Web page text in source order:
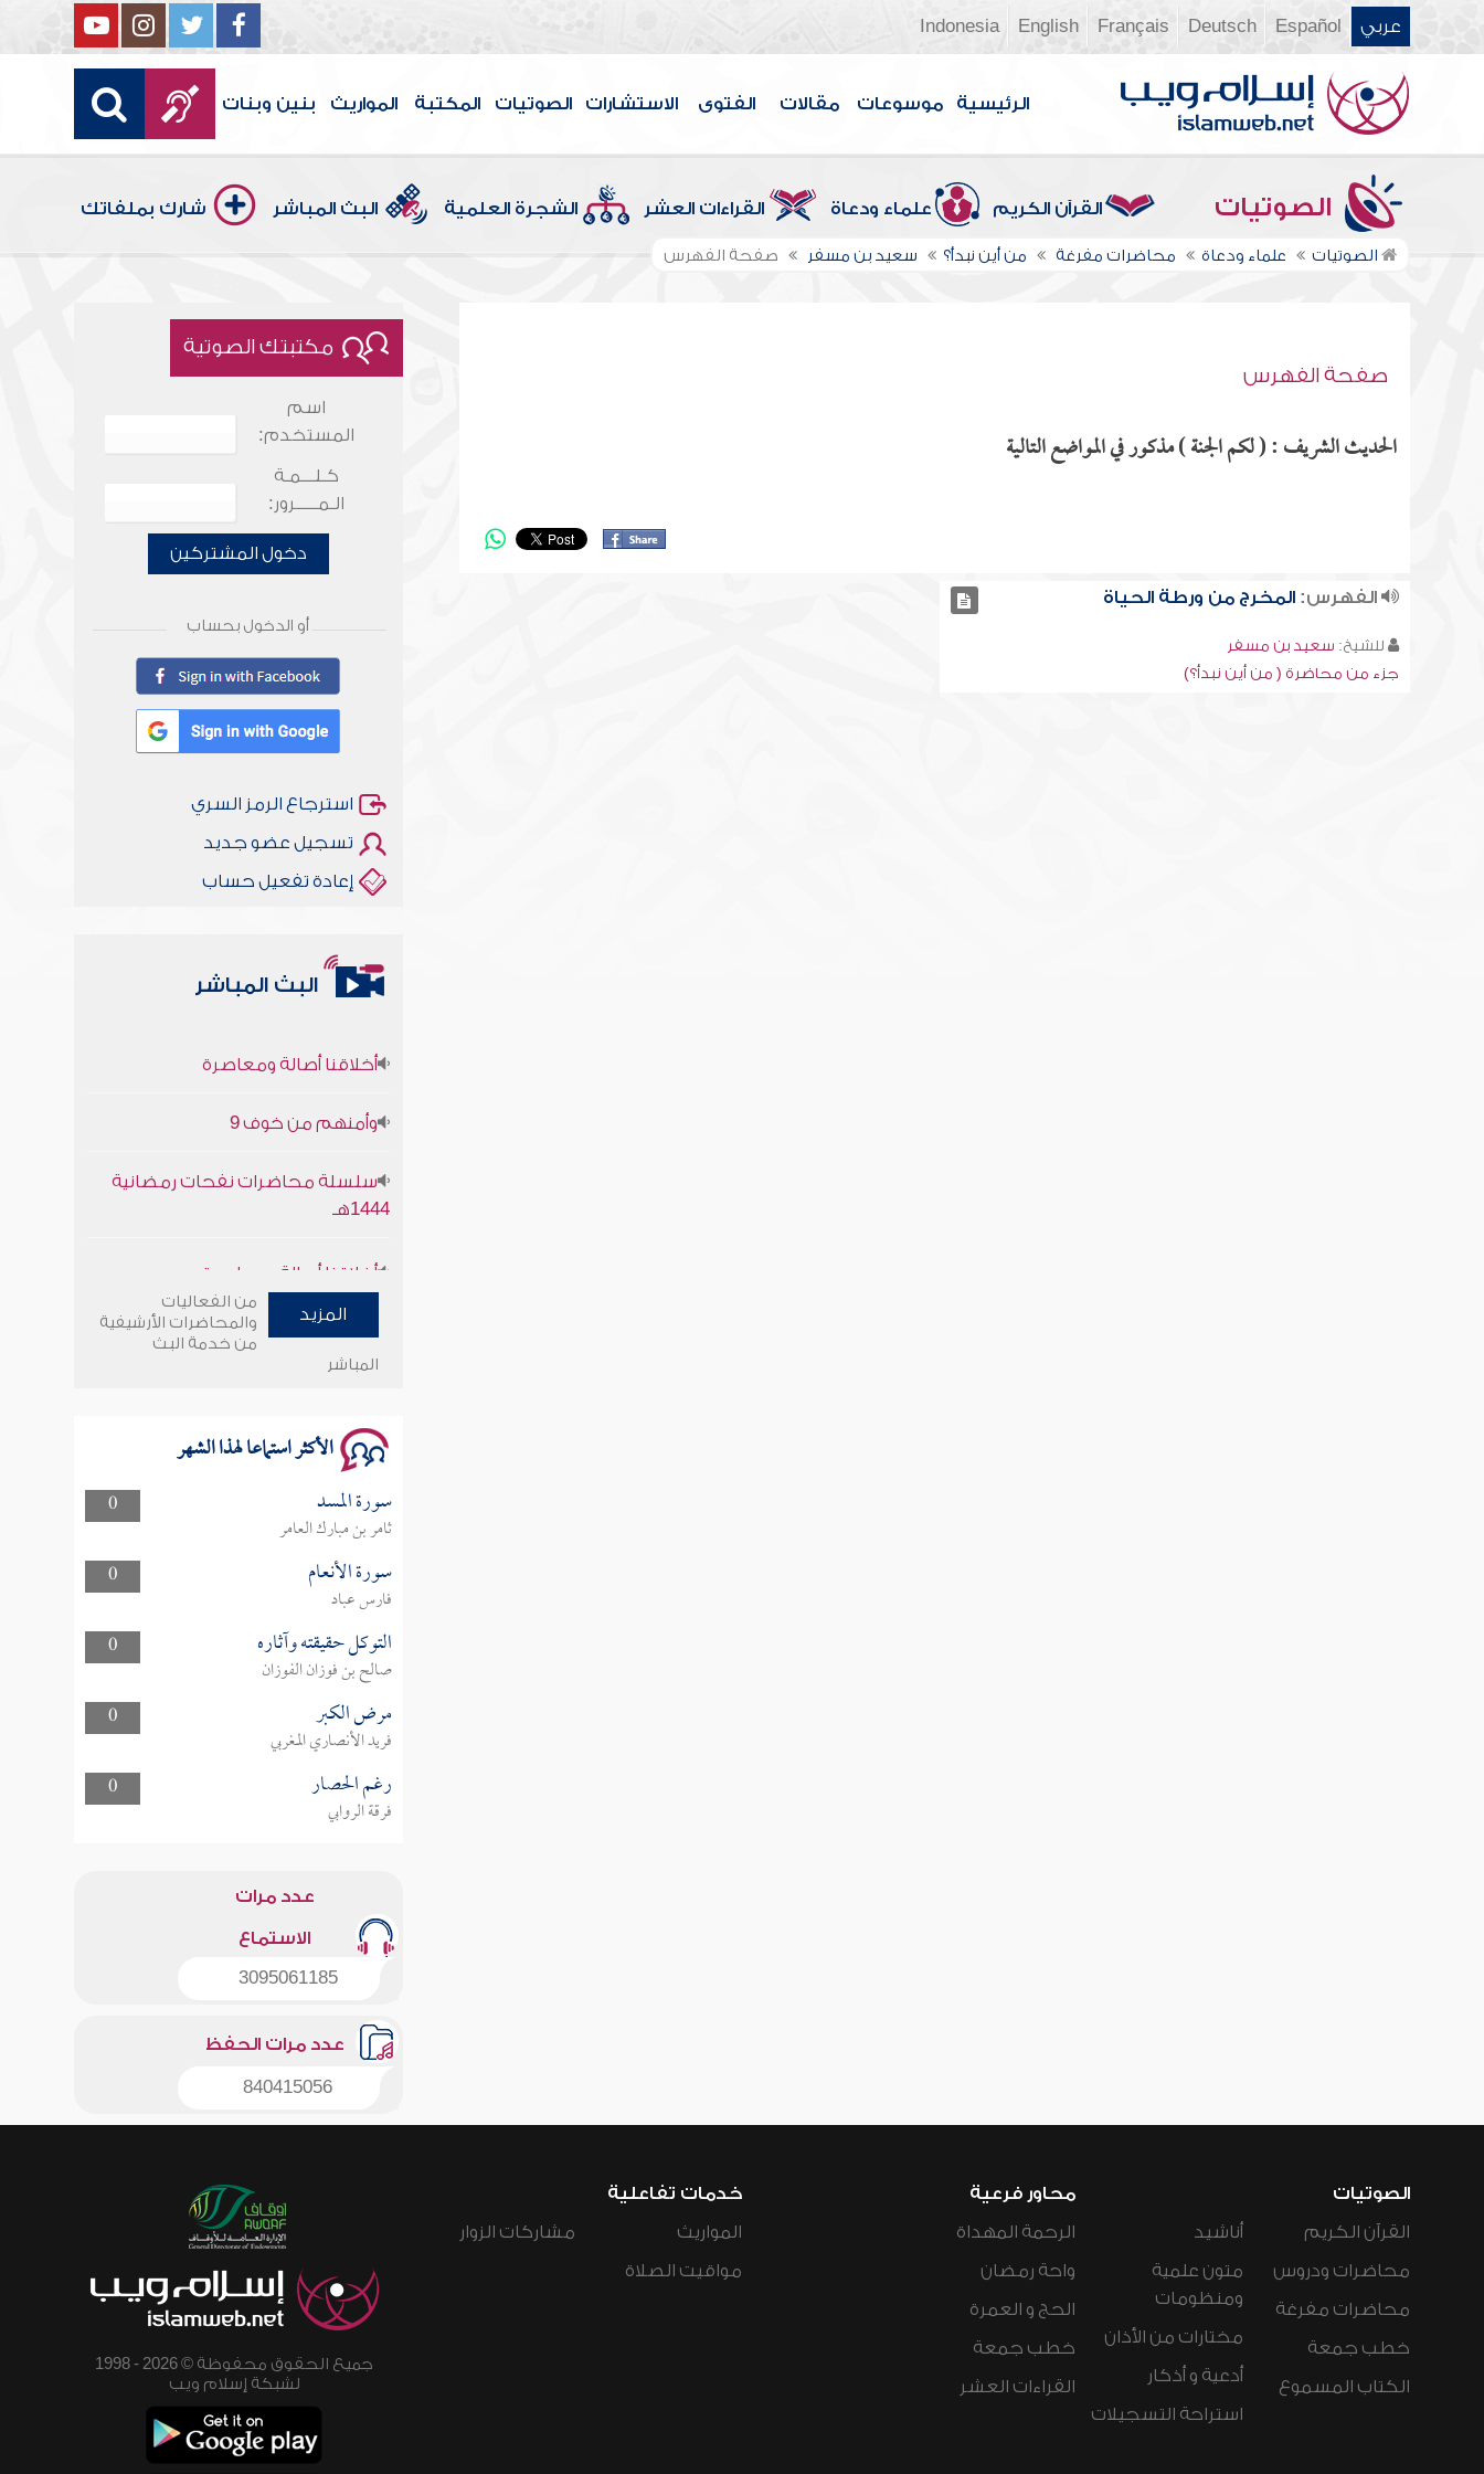
عربي Español
Deutsch
Français
English
Indonesia
الرئيسية موسوعات مقالات الفتوى الاستشارات الصوتيات المكتبة المواريث بنين وبنات
الصوتيات القرآن الكريم علماء ودعاة القراءات العشر الشجرة العلمية البث المباشر شارك بملفاتك
الصوتيات علماء ودعاة محاضرات مفرغة من أين نبدأ؟ سعيد بن مسفر صفحة الفهرس
صفحة الفهرس
الحديث الشريف : ( لكم الجنة ) مذكور في المواضع التالية
الفهرس:المخرج من ورطة الحياة
للشيخ: سعيد بن مسفر
جزء من محاضرة ( من أين نبدأ؟)
مكتبتك الصوتية
اسم
المستخدم:
كـلـــمـة
الـمـــــرور:
دخول المشتركين
أو الدخول بحساب
استرجاع الرمز السري
تسجيل عضو جديد
إعادة تفعيل حساب
البث المباشر
1444هـ
وأمنهم من خوف 9
سلسلة محاضرات نفحات رمضانية
المزيد
من الفعاليات
والمحاضرات الأرشيفية
من خدمة البث
المباشر
الأكثر استماعا لهذا الشهر
0 سورة المسد
ثامر بن مبارك العامر
0
سورة الأنعام
فارس عباد
0
التوكل حقيقته وآثاره
صالح بن فوزان الفوزان
0
مرض الكبر
فريد الأنصاري المغربي
0
رغم الحصار
فرقة الروابي
عدد مرات
الاستماع
3095061185
عدد مرات الحفظ
840415056
الصوتيات
القرآن الكريم
محاضرات ودروس
محاضرات مفرغة
خطب جمعة
الكتاب المسموع
أناشيد
متون علمية
ومنظومات
مختارات من الأذان
أدعية و أذكار
استراحة التسجيلات
محاور فرعية
الرحمة المهداة
واحة رمضان
الحج و العمرة
خطب جمعة
القراءات العشر
خدمات تفاعلية
المواريث
مواقيت الصلاة
مشاركات الزوار
جميع الحقوق محفوظة © 2026 - 1998
لشبكة إسلام ويب